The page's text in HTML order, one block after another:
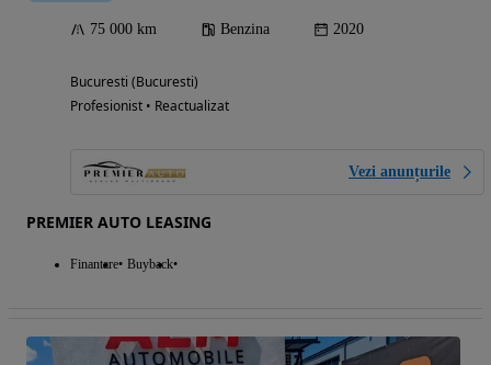
75 000 km Benzina 2020
Bucuresti (Bucuresti)
Profesionist • Reactualizat
Vezi anunțurile
PREMIER AUTO LEASING
Finantare Buyback